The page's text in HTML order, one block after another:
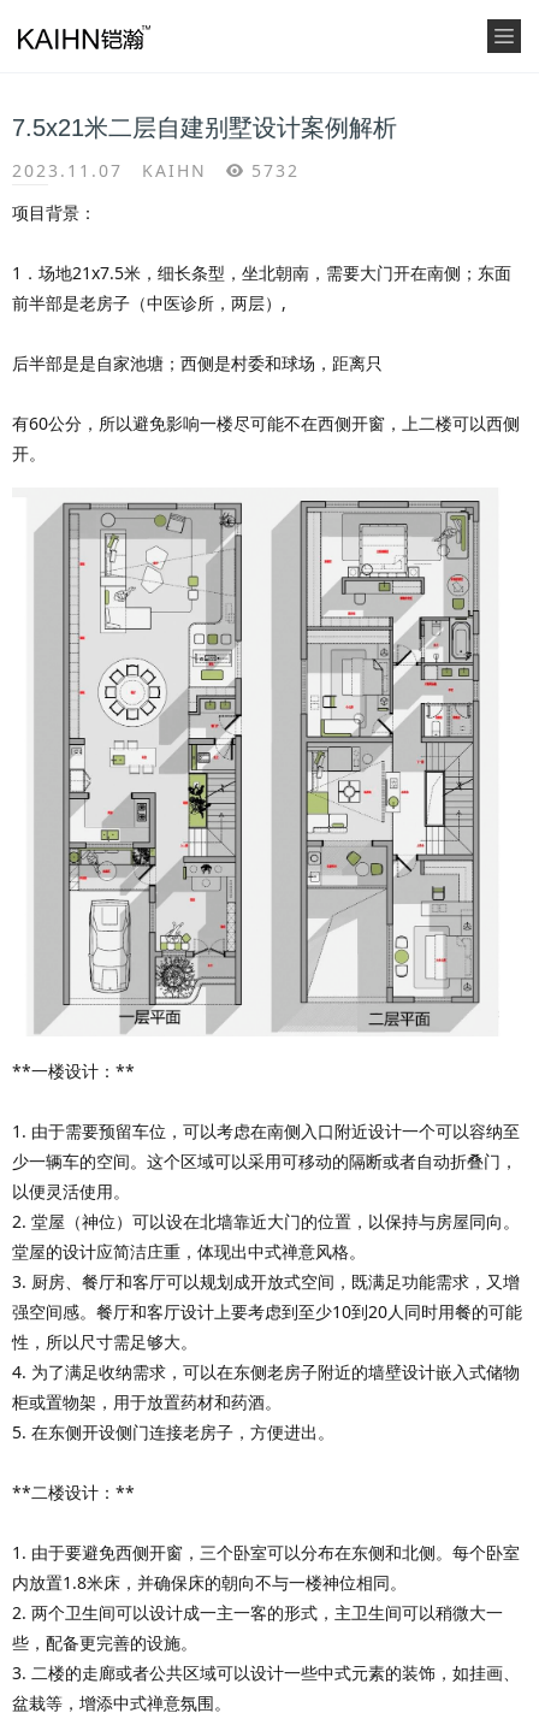
7.5x21米二层自建别墅设计案例解析
2023.11.07 KAIHN
5732
项目背景：
1．场地21x7.5米，细长条型，坐北朝南，需要大门开在南侧；东面
前半部是老房子（中医诊所，两层）,
后半部是是自家池塘；西侧是村委和球场，距离只
有60公分，所以避免影响一楼尽可能不在西侧开窗，上二楼可以西侧
开。
**一楼设计：**
1. 由于需要预留车位，可以考虑在南侧入口附近设计一个可以容纳至
少一辆车的空间。这个区域可以采用可移动的隔断或者自动折叠门，
以便灵活使用。
2. 堂屋（神位）可以设在北墙靠近大门的位置，以保持与房屋同向。
堂屋的设计应简洁庄重，体现出中式禅意风格。
3. 厨房、餐厅和客厅可以规划成开放式空间，既满足功能需求，又增
强空间感。餐厅和客厅设计上要考虑到至少10到20人同时用餐的可能
性，所以尺寸需足够大。
4. 为了满足收纳需求，可以在东侧老房子附近的墙壁设计嵌入式储物
柜或置物架，用于放置药材和药酒。
5. 在东侧开设侧门连接老房子，方便进出。
**二楼设计：**
1. 由于要避免西侧开窗，三个卧室可以分布在东侧和北侧。每个卧室
内放置1.8米床，并确保床的朝向不与一楼神位相同。
2. 两个卫生间可以设计成一主一客的形式，主卫生间可以稍微大一
些，配备更完善的设施。
3. 二楼的走廊或者公共区域可以设计一些中式元素的装饰，如挂画、
盆栽等，增添中式禅意氛围。